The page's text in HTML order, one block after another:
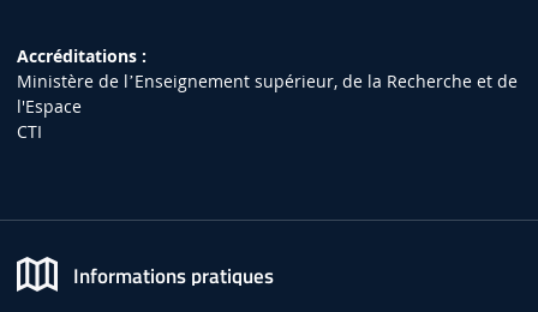
Accréditations :
Ministère de lʼEnseignement supérieur, de la Recherche et de
l'Espace
CTI
Informations pratiques